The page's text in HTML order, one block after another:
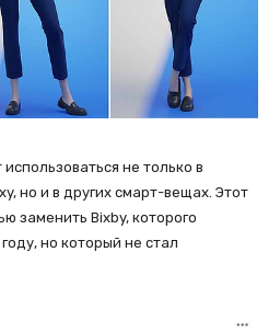
не только в
но и в других смарт-вещах. Этот
заменить Bixby, которого
но который не стал